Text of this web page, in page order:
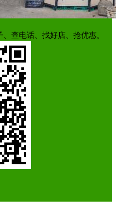
查电话、找好店、抢优惠。